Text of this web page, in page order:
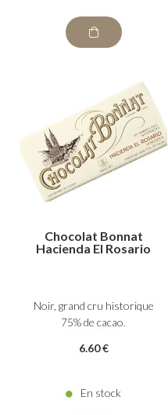
Chocolat Bonnat
Hacienda El Rosario
Noir, grand cru historique
75% de cacao.
6.60 €
En stock